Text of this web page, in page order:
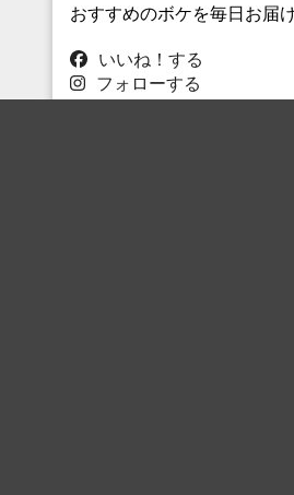
おすすめのボケを毎日お届
いいね！する
フォローする
フォローする